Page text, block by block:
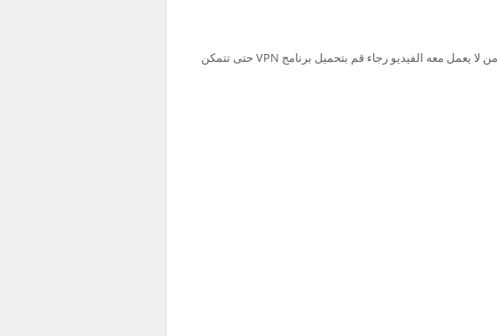
تم حظر سيرفر Ok.ru في السعودية لذلك من لا يعمل معه الفيديو رجاء قم بتحميل برنامج VPN حتى تتمكن